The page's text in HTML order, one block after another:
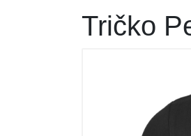
Dámske
Taktické vybavenie
Tričko